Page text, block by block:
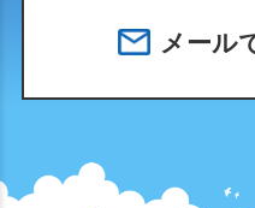
メール